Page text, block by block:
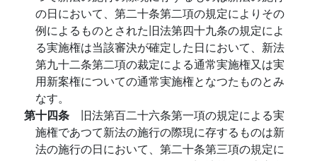
の日において、第二十条第二項の規定によりその
例によるものとされた旧法第四十九条の規定によ
る実施権は当該審決が確定した日において、新法
第九十二条第二項の裁定による通常実施権又は実
用新案権についての通常実施権となつたものとみ
なす。
第十四条 旧法第百二十六条第一項の規定による実
施権であつて新法の施行の際現に存するものは新
法の施行の日において、第二十条第三項の規定に